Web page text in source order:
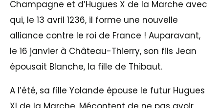
Champagne et d’Hugues X de la Marche avec
qui, le 13 avril 1236, il forme une nouvelle
alliance contre le roi de France ! Auparavant,
le 16 janvier à Château-Thierry, son fils Jean
épousait Blanche, la fille de Thibaut.
A l’été, sa fille Yolande épouse le futur Hugues